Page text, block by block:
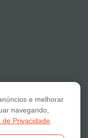
e melhorar
navegando,
de Privacidade